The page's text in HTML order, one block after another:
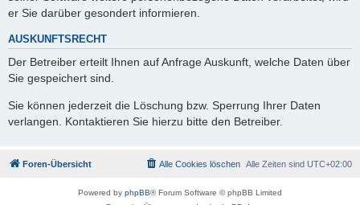
er Sie darüber gesondert informieren.
AUSKUNFTSRECHT
Der Betreiber erteilt Ihnen auf Anfrage Auskunft, welche Daten über
Sie gespeichert sind.
Sie können jederzeit die Löschung bzw. Sperrung Ihrer Daten
verlangen. Kontaktieren Sie hierzu bitte den Betreiber.
Foren-Übersicht Alle Zeiten sind UTC+02:00
Alle Cookies löschen
Powered by phpBB® Forum Software © phpBB Limited